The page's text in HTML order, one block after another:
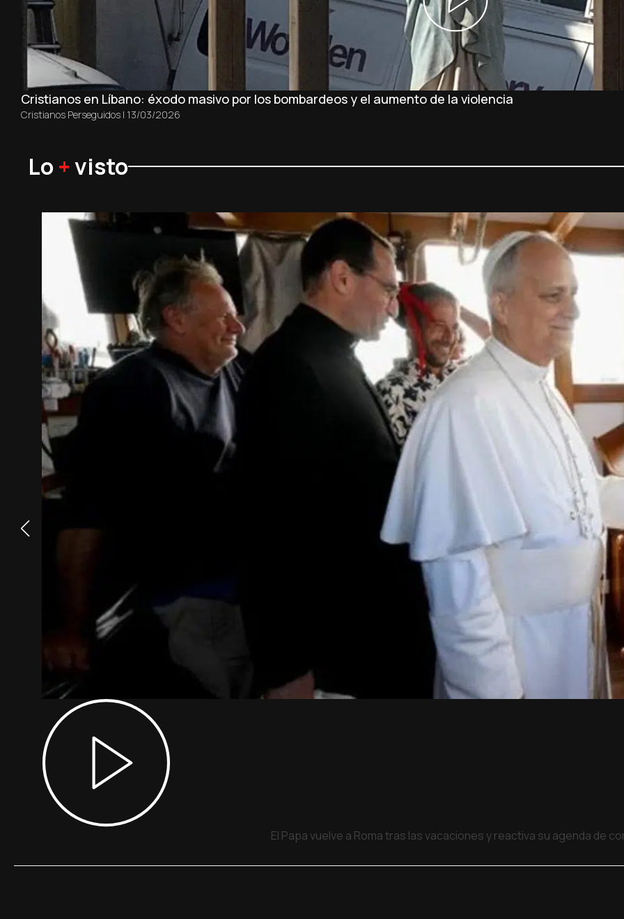
Cristianos en Líbano: éxodo masivo por los bombardeos y el aumento de la violencia
Cristianos Perseguidos | 13/03/2026
Lo +visto
El Papa vuelve a Roma tras las vacaciones y reactiva su agenda de